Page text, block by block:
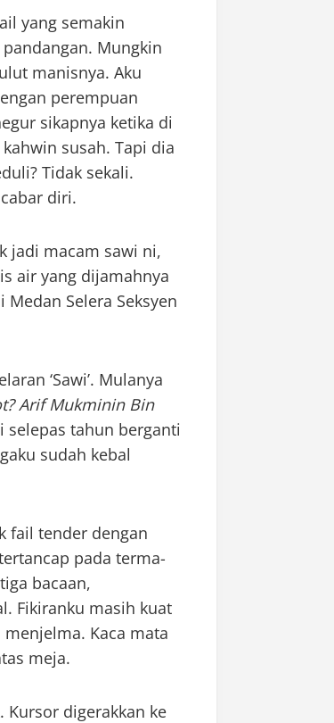
yang semakin
Mungkin
manisnya. Aku
perempuan
sikapnya ketika di
susah. Tapi dia
Tidak sekali.
diri.
jadi macam sawi ni,
air yang dijamahnya
Selera Seksyen
‘Sawi’. Mulanya
Arif Mukminin Bin
selepas tahun berganti
sudah kebal
fail tender dengan
pada terma-
bacaan,
Fikiranku masih kuat
Kaca mata
meja.
digerakkan ke